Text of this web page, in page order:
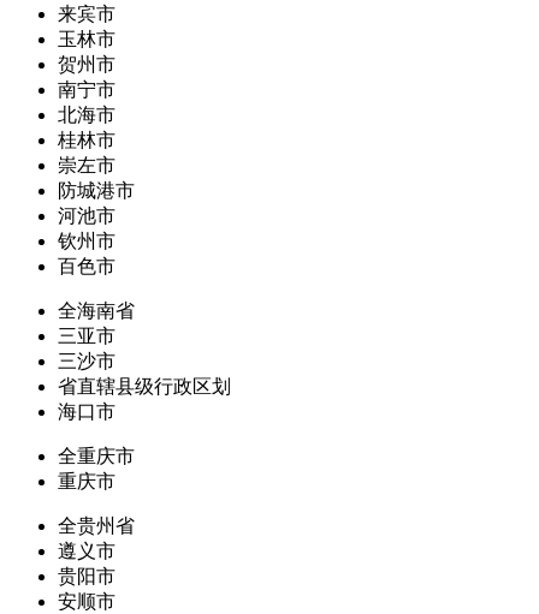
来宾市
玉林市
贺州市
南宁市
北海市
桂林市
崇左市
防城港市
河池市
钦州市
百色市
全海南省
三亚市
三沙市
省直辖县级行政区划
海口市
全重庆市
重庆市
全贵州省
遵义市
贵阳市
安顺市